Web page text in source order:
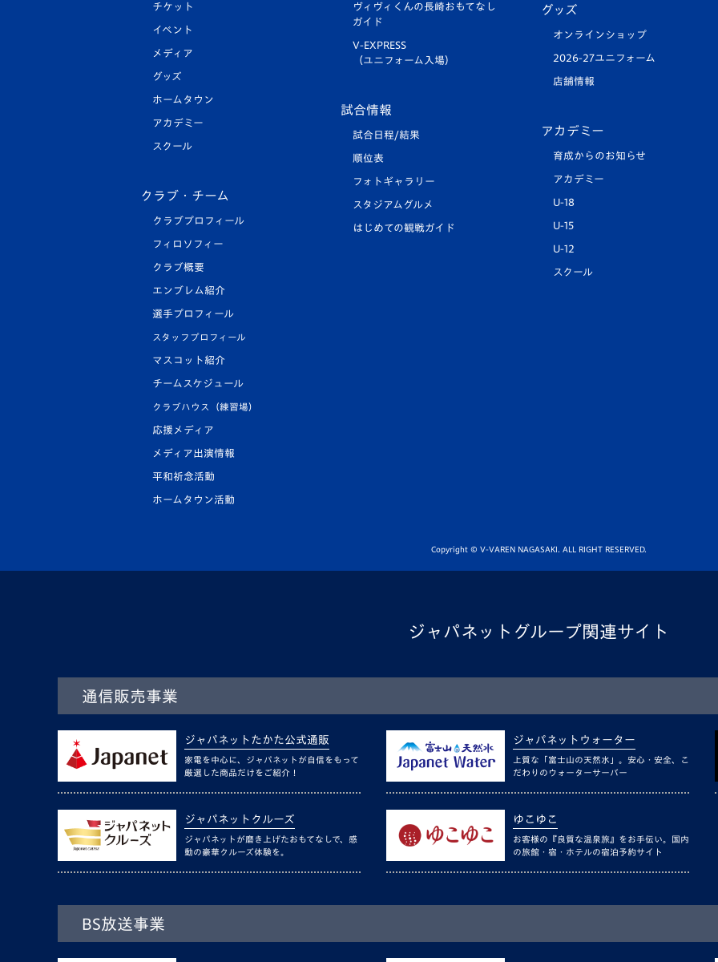
チケット
イベント
メディア
グッズ
ホームタウン
アカデミー
スクール
クラブ・チーム
クラブプロフィール
フィロソフィー
クラブ概要
エンブレム紹介
選手プロフィール
スタッフプロフィール
マスコット紹介
チームスケジュール
クラブハウス（練習場）
応援メディア
メディア出演情報
平和祈念活動
ホームタウン活動
ヴィヴィくんの長崎おもてなし
ガイド
V-EXPRESS
（ユニフォーム入場）
試合情報
試合日程/結果
順位表
フォトギャラリー
スタジアムグルメ
はじめての観戦ガイド
グッズ
オンラインショップ
2026-27ユニフォーム
店舗情報
アカデミー
育成からのお知らせ
アカデミー
U-18
U-15
U-12
スクール
Copyright © V-VAREN NAGASAKI. ALL RIGHT RESERVED.
ジャパネットグループ関連サイト
通信販売事業
ジャパネットたかた公式通販
家電を中心に、ジャパネットが自信をもって
厳選した商品だけをご紹介！
ジャパネットウォーター
上質な「富士山の天然水」。安心・安全、こ
だわりのウォーターサーバー
ジャパネットクルーズ
ジャパネットが磨き上げたおもてなしで、感
動の豪華クルーズ体験を。
ゆこゆこ
お客様の『良質な温泉旅』をお手伝い。国内
の旅館・宿・ホテルの宿泊予約サイト
BS放送事業